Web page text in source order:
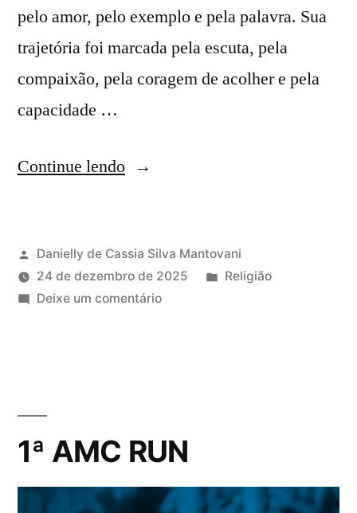
pelo amor, pelo exemplo e pela palavra. Sua
trajetória foi marcada pela escuta, pela
compaixão, pela coragem de acolher e pela
capacidade …
Continue lendo
Danielly de Cassia Silva Mantovani
24 de dezembro de 2025
Religião
Deixe um comentário
1ª AMC RUN